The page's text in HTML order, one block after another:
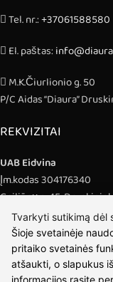
Tel. nr.:+37061588580
El. paštas:
M.K.Čiurlionio g. 50
P/C Aidas “Diaura”
REKVIZITAI
UAB Eidvina
Įm.kodas 304176340
Gailiūnų g. 45,
INFORMACIJA
Pristatymas
Grąžinimo taisyklės
Tvarkyti sutikimą dėl
Šioje svetainėje
pritaiko svetainės
atšaukti, o slapukus
informacijos rasite